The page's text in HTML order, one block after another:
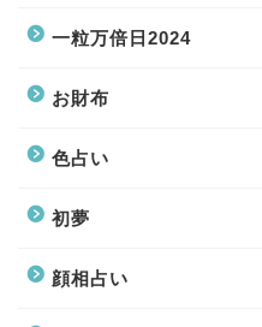
一粒万倍日2024
お財布
色占い
初夢
顔相占い